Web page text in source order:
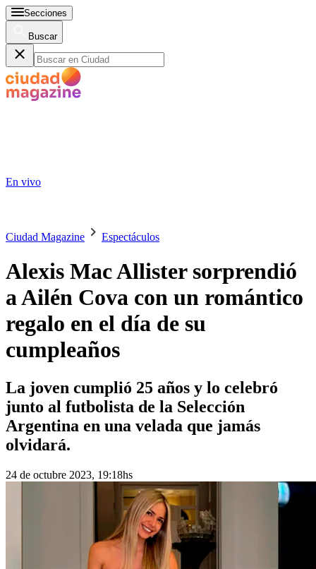
Secciones
Buscar
En vivo
Ciudad Magazine Espectáculos
Alexis Mac Allister sorprendió
a Ailén Cova con un romántico
regalo en el día de su
cumpleaños
La joven cumplió 25 años y lo celebró
junto al futbolista de la Selección
Argentina en una velada que jamás
olvidará.
24 de octubre 2023, 19:18hs